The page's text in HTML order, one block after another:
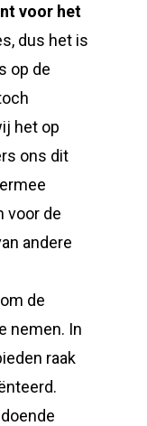
voor het
dus het is
op de
het op
ons dit
voor de
andere
de
nemen. In
raak